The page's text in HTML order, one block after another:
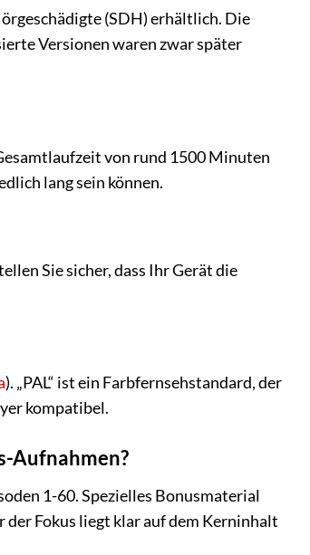
(SDH) erhältlich. Die
Versionen waren zwar später
von rund 1500 Minuten
lang sein können.
Sie sicher, dass Ihr Gerät die
). „PAL“ ist ein Farbfernsehstandard, der
kompatibel.
Aufnahmen?
1-60. Spezielles Bonusmaterial
Fokus liegt klar auf dem Kerninhalt